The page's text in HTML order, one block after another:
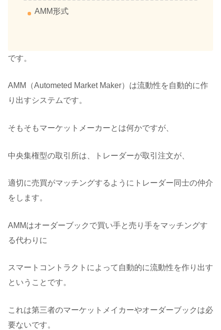
AMM形式
です。
AMM（Autometed Market Maker）は流動性を自動的に作
り出すシステムです。
そもそもマーケットメーカーとは何かですが、
中央集権型の取引所は、トレーダーが取引注文が、
適切に売買がマッチングするようにトレーダー同士の仲介
をします。
AMMはオーダーブックで買い手と売り手をマッチングす
る代わりに
スマートコントラクトによって自動的に流動性を作り出す
ということです。
これは第三者のマーケットメイカーやオーダーブックは必
要ないです。